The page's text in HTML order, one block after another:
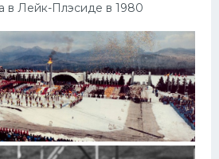
в Лейк-Плэсиде в 1980